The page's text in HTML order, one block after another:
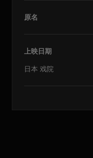
原名
上映日期
日本 戏院